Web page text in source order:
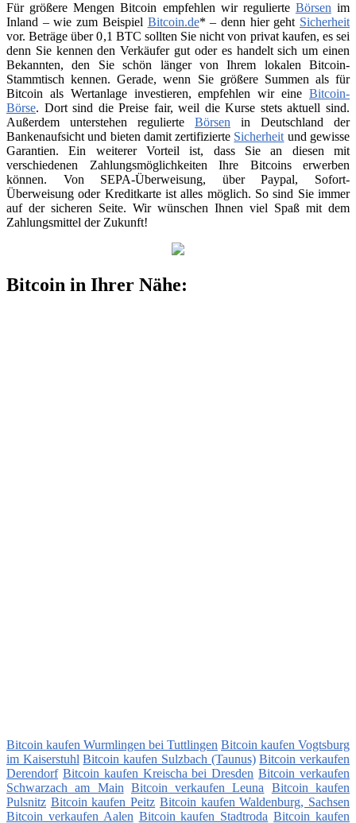
Für größere Mengen Bitcoin empfehlen wir regulierte Börsen im
Inland – wie zum Beispiel Bitcoin.de* – denn hier geht Sicherheit
vor. Beträge über 0,1 BTC sollten Sie nicht von privat kaufen, es sei
denn Sie kennen den Verkäufer gut oder es handelt sich um einen
Bekannten, den Sie schön länger von Ihrem lokalen Bitcoin-
Stammtisch kennen. Gerade, wenn Sie größere Summen als für
Bitcoin als Wertanlage investieren, empfehlen wir eine Bitcoin-
Börse. Dort sind die Preise fair, weil die Kurse stets aktuell sind.
Außerdem unterstehen regulierte Börsen in Deutschland der
Bankenaufsicht und bieten damit zertifizierte Sicherheit und gewisse
Garantien. Ein weiterer Vorteil ist, dass Sie an diesen mit
verschiedenen Zahlungsmöglichkeiten Ihre Bitcoins erwerben
können. Von SEPA-Überweisung, über Paypal, Sofort-
Überweisung oder Kreditkarte ist alles möglich. So sind Sie immer
auf der sicheren Seite. Wir wünschen Ihnen viel Spaß mit dem
Zahlungsmittel der Zukunft!
Bitcoin in Ihrer Nähe:
Bitcoin kaufen Wurmlingen bei Tuttlingen Bitcoin kaufen Vogtsburg
im Kaiserstuhl Bitcoin kaufen Sulzbach (Taunus) Bitcoin verkaufen
Derendorf Bitcoin kaufen Kreischa bei Dresden Bitcoin verkaufen
Schwarzach am Main Bitcoin verkaufen Leuna
Bitcoin kaufen
Pulsnitz Bitcoin kaufen Peitz Bitcoin kaufen Waldenburg, Sachsen
Bitcoin verkaufen Aalen Bitcoin kaufen Stadtroda Bitcoin kaufen